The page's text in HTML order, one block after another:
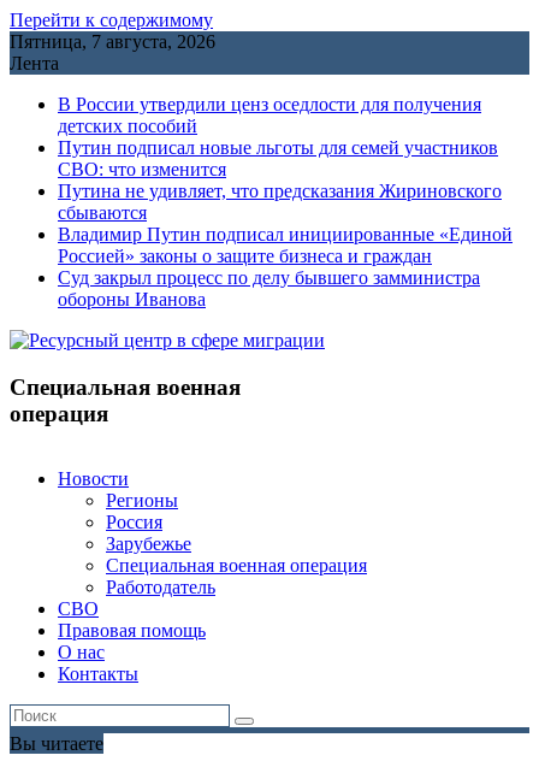
Перейти к содержимому
Пятница, 7 августа, 2026
Лента
В России утвердили ценз оседлости для получения
детских пособий
Путин подписал новые льготы для семей участников
СВО: что изменится
Путина не удивляет, что предсказания Жириновского
сбываются
Владимир Путин подписал инициированные «Единой
Россией» законы о защите бизнеса и граждан
Cуд закрыл процесс по делу бывшего замминистра
обороны Иванова
Специальная военная
операция
Новости
Регионы
Россия
Зарубежье
Специальная военная операция
Работодатель
СВО
Правовая помощь
О нас
Контакты
Вы читаете